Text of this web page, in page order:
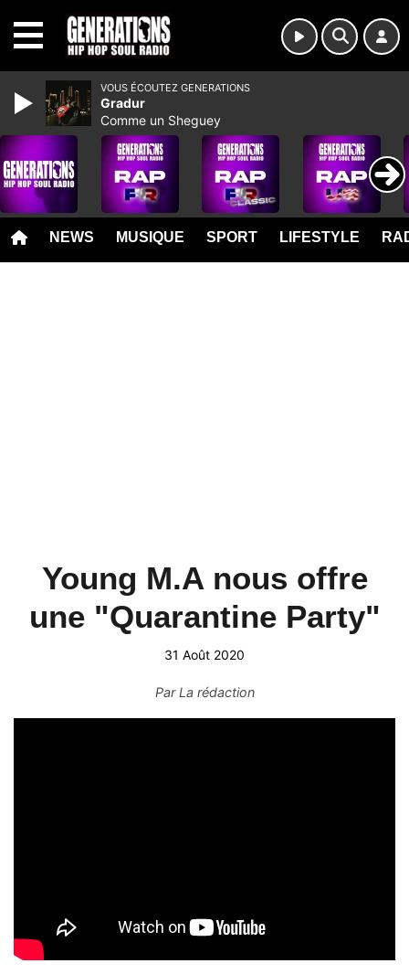
NEWS MUSIQUE SPORT LIFESTYLE
Young M.A nous offre
une "Quarantine Party"
31 Août 2020
ParLa rédaction
VOUS ÉCOUTEZ GENERATIONS
Gradur
Comme un Sheguey